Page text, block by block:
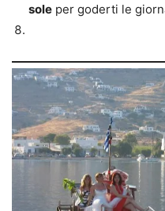
sole per goderti le